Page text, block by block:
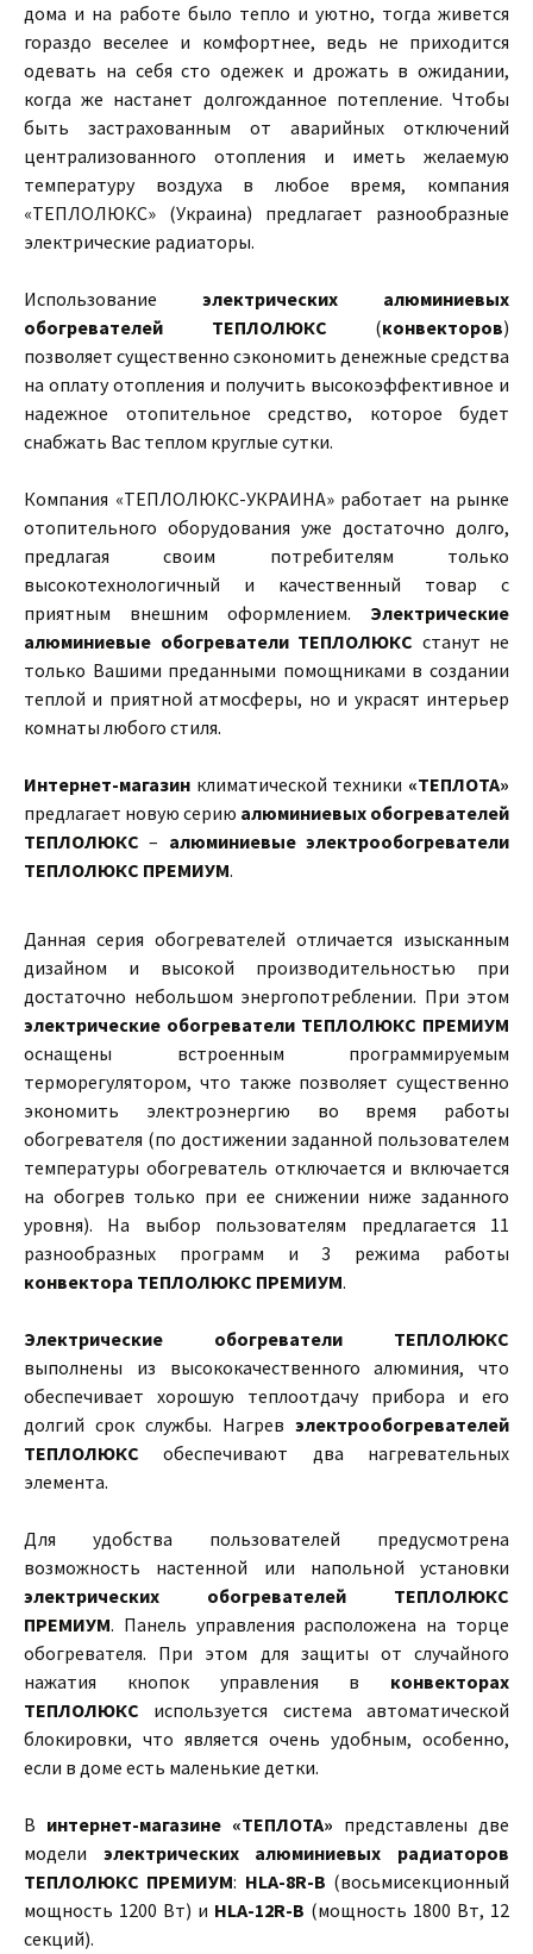
дома и на работе было тепло и уютно, тогда живется
гораздо веселее и комфортнее, ведь не приходится
одевать на себя сто одежек и дрожать в ожидании,
когда же настанет долгожданное потепление. Чтобы
быть застрахованным от аварийных отключений
централизованного отопления и иметь желаемую
температуру воздуха в любое время, компания
«ТЕПЛОЛЮКС» (Украина) предлагает разнообразные
электрические радиаторы.
Использование электрических алюминиевых
обогревателей ТЕПЛОЛЮКС (конвекторов)
позволяет существенно сэкономить денежные средства
на оплату отопления и получить высокоэффективное и
надежное отопительное средство, которое будет
снабжать Вас теплом круглые сутки.
Компания «ТЕПЛОЛЮКС-УКРАИНА» работает на рынке
отопительного оборудования уже достаточно долго,
предлагая своим потребителям только
высокотехнологичный и качественный товар с
приятным внешним оформлением. Электрические
алюминиевые обогреватели ТЕПЛОЛЮКС станут не
только Вашими преданными помощниками в создании
теплой и приятной атмосферы, но и украсят интерьер
комнаты любого стиля.
Интернет-магазин климатической техники «ТЕПЛОТА»
предлагает новую серию алюминиевых обогревателей
ТЕПЛОЛЮКС – алюминиевые электрообогреватели
ТЕПЛОЛЮКС ПРЕМИУМ.
Данная серия обогревателей отличается изысканным
дизайном и высокой производительностью при
достаточно небольшом энергопотреблении. При этом
электрические обогреватели ТЕПЛОЛЮКС ПРЕМИУМ
оснащены встроенным программируемым
терморегулятором, что также позволяет существенно
экономить электроэнергию во время работы
обогревателя (по достижении заданной пользователем
температуры обогреватель отключается и включается
на обогрев только при ее снижении ниже заданного
уровня). На выбор пользователям предлагается 11
разнообразных программ и 3 режима работы
конвектора ТЕПЛОЛЮКС ПРЕМИУМ.
Электрические обогреватели ТЕПЛОЛЮКС
выполнены из высококачественного алюминия, что
обеспечивает хорошую теплоотдачу прибора и его
долгий срок службы. Нагрев электрообогревателей
ТЕПЛОЛЮКС обеспечивают два нагревательных
элемента.
Для удобства пользователей предусмотрена
возможность настенной или напольной установки
электрических обогревателей ТЕПЛОЛЮКС
ПРЕМИУМ. Панель управления расположена на торце
обогревателя. При этом для защиты от случайного
нажатия кнопок управления в конвекторах
ТЕПЛОЛЮКС используется система автоматической
блокировки, что является очень удобным, особенно,
если в доме есть маленькие детки.
В интернет-магазине «ТЕПЛОТА» представлены две
модели электрических алюминиевых радиаторов
ТЕПЛОЛЮКС ПРЕМИУМ: HLA-8R-B (восьмисекционный
мощность 1200 Вт) и HLA-12R-B (мощность 1800 Вт, 12
секций).